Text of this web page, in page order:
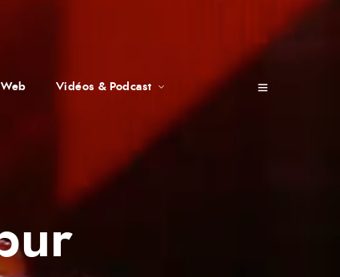
Vidéos & Podcast